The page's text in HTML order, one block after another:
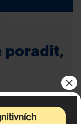
poradit,
×